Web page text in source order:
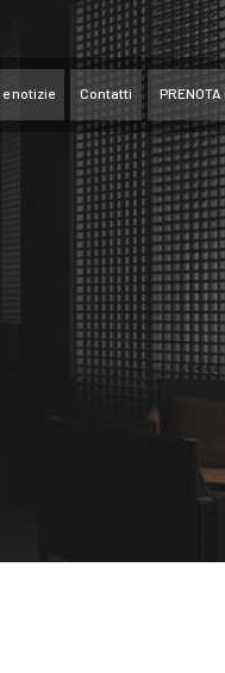
e notizie Contatti PRENOTA